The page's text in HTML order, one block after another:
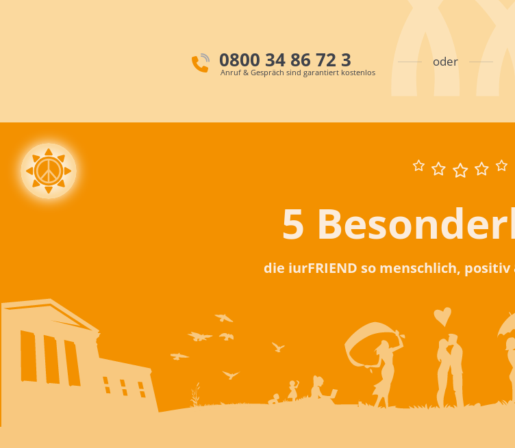
0800 34 86 72 3
Anruf & Gespräch sind garantiert kostenlos
oder
5
die iurFRIEND so menschlich,